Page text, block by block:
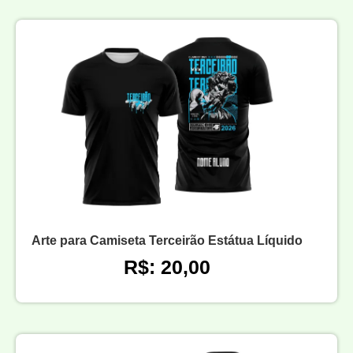
Arte para Camiseta Terceirão Estátua Líquido
R$: 20,00